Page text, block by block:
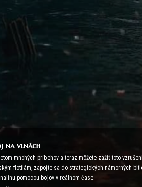
na vlnách
mnohých príbehov a teraz môžete zažiť toto
flotilám, zapojte sa do strategických námorných
pomocou bojov v reálnom čase.